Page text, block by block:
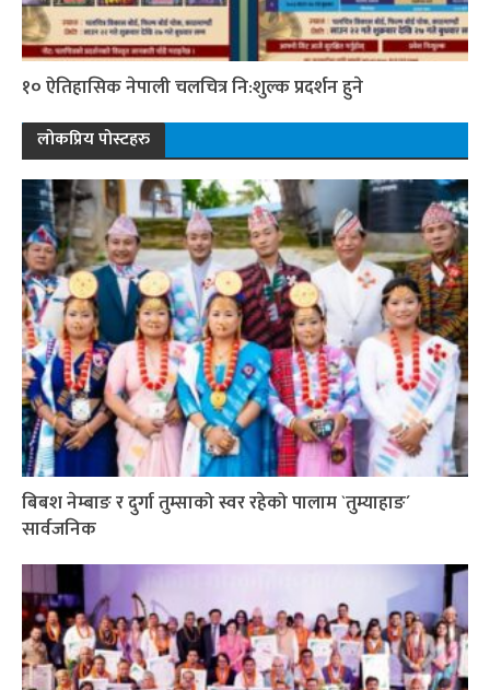
१० ऐतिहासिक नेपाली चलचित्र नि:शुल्क प्रदर्शन हुने
लोकप्रिय पोस्टहरु
बिबश नेम्बाङ र दुर्गा तुम्साको स्वर रहेको पालाम `तुम्याहाङ´
सार्वजनिक